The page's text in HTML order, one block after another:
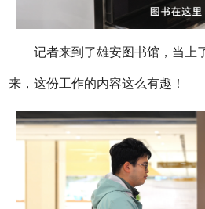
记者来到了雄安图书馆，当上
来，这份工作的内容这么有趣！